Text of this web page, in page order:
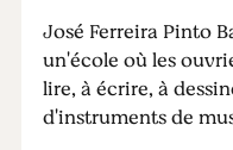
José Ferreira Pinto
un'école où les
lire, à écrire, à
d'instruments de